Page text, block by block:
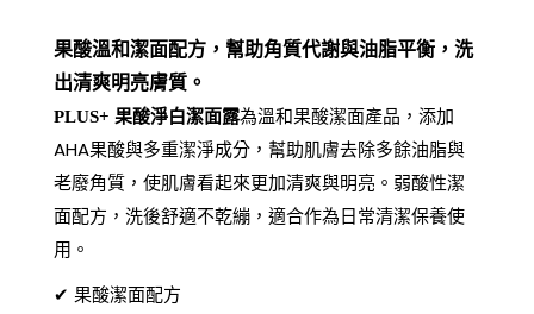
果酸溫和潔面配方，幫助角質代謝與油脂平衡，洗
出清爽明亮膚質。
PLUS+ 果酸淨白潔面露為溫和果酸潔面產品，添加
AHA果酸與多重潔淨成分，幫助肌膚去除多餘油脂與
老廢角質，使肌膚看起來更加清爽與明亮。弱酸性潔
面配方，洗後舒適不乾繃，適合作為日常清潔保養使
用。
✔ 果酸潔面配方